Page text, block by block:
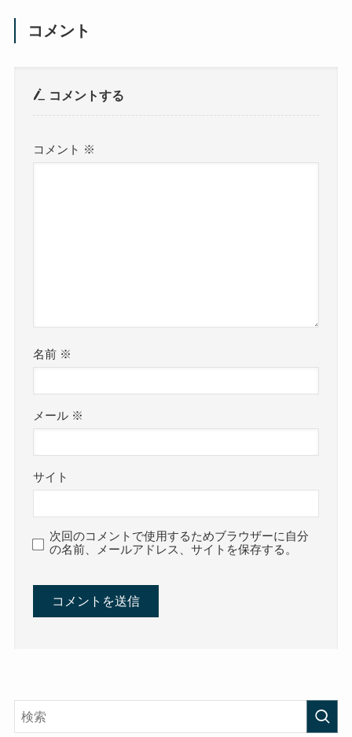
コメント
コメントする
コメント ※
名前 ※
メール ※
サイト
次回のコメントで使用するためブラウザーに自分
の名前、メールアドレス、サイトを保存する。